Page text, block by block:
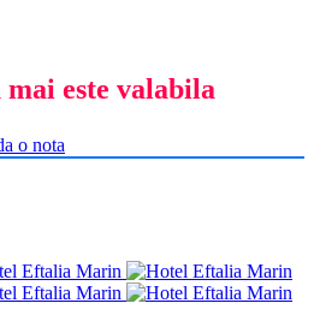
este valabila
o nota